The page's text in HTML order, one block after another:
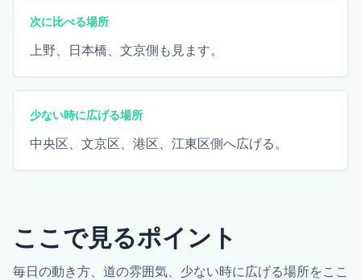
次に比べる場所
上野、日本橋、文京側も見ます。
少ない時に広げる場所
中央区、文京区、港区、江東区側へ広げる。
ここで見るポイント
毎日の動き方、道の雰囲気、少ない時に広げる場所をここ